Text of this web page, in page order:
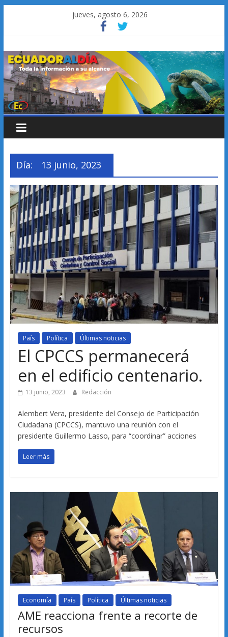
jueves, agosto 6, 2026
Día: 13 junio, 2023
País Política Últimas noticias
El CPCCS permanecerá
en el edificio centenario.
13 junio, 2023 Redacción
Alembert Vera, presidente del Consejo de Participación
Ciudadana (CPCCS), mantuvo una reunión con el
presidente Guillermo Lasso, para “coordinar” acciones
Leer más
Economía País Política Últimas noticias
AME reacciona frente a recorte de
recursos